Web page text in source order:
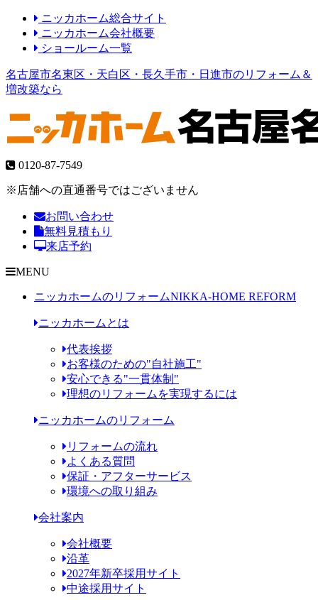
ニッカホーム総合サイト
ニッカホーム会社概要
ショールーム一覧
名古屋市名東区・天白区・長久手市・日進市のリフォーム＆
増改築なら
0120-87-7549
※店舗への直通番号ではございません
お問い合わせ
無料見積もり
来店予約
MENU
ニッカホームのリフォームNIKKA-HOME REFORM
ニッカホームとは
代表挨拶
お客様のための"自社施工"
安心できる"一貫体制"
理想のリフォームを実現するには
ニッカホームのリフォーム
リフォームの流れ
よくある質問
保証・アフターサービス
環境への取り組み
会社案内
会社概要
沿革
2027年新卒採用サイト
中途採用サイト